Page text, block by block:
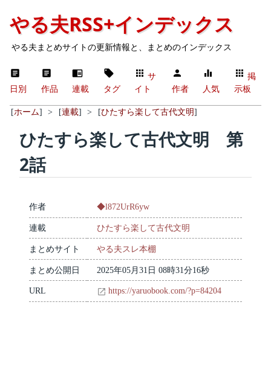
やる夫RSS+インデックス
やる夫まとめサイトの更新情報と、まとめのインデックス
日別 作品 連載 タグ
サ
イト
作者 人気
掲
示板
[ホーム] > [連載] > [ひたすら楽して古代文明]
ひたすら楽して古代文明 第
2話
作者 ◆l872UrR6yw
連載 ひたすら楽して古代文明
まとめサイト やる夫スレ本棚
まとめ公開日 2025年05月31日 08時31分16秒
URL https://yaruobook.com/?p=84204